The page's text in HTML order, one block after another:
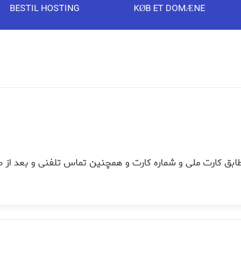
KØB ET DOMÆNE
BESTIL HOSTING
کارت ملی و شماره کارت و همچنین تماس تلفنی و بعد